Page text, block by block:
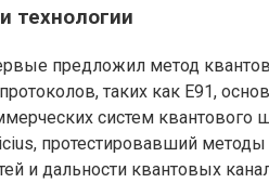
технологии
предложил метод
таких как E91,
систем квантового
протестировавший
и дальности квантовых